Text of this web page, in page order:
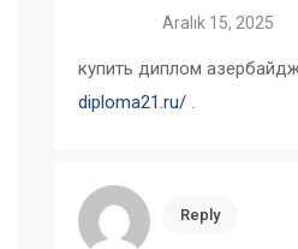
Aralık 15, 2025
купить диплом
diploma21.ru/ .
Reply